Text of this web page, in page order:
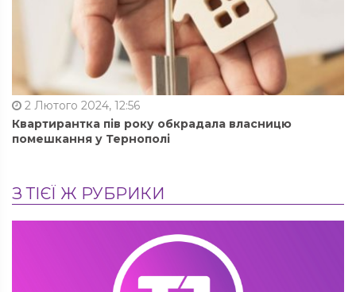
2 Лютого 2024, 12:56
Квартирантка пів року обкрадала власницю
помешкання у Тернополі
З ТІЄЇ Ж РУБРИКИ